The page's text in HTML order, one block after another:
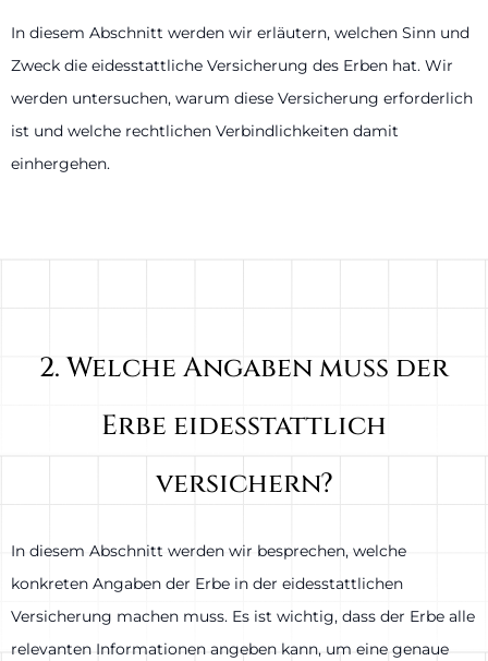
In diesem Abschnitt werden wir erläutern, welchen Sinn und
Zweck die eidesstattliche Versicherung des Erben hat. Wir
werden untersuchen, warum diese Versicherung erforderlich
ist und welche rechtlichen Verbindlichkeiten damit
einhergehen.
2. Welche Angaben muss der
Erbe eidesstattlich
versichern?
In diesem Abschnitt werden wir besprechen, welche
konkreten Angaben der Erbe in der eidesstattlichen
Versicherung machen muss. Es ist wichtig, dass der Erbe alle
relevanten Informationen angeben kann, um eine genaue